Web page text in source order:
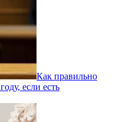
Как правильно
если есть